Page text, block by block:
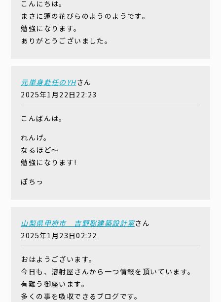
こんにちは。
まさに蓮の花びらのようのようです。
勉強になります。
ありがとうございました。
元単身赴任のYHさん
2025年1月22日22:23
こんばんは。
れんげ。
なるほど～
勉強になります!
ぽちっ
山梨県甲府市 吉野聡建築設計室さん
2025年1月23日02:22
おはようございます。
今日も、溶射屋さんから一つ情報を頂いています。
有難う御座います。
多くの事を吸収できるブログです。